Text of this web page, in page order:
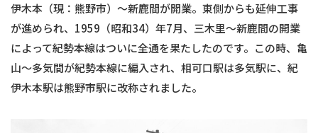
伊木本（現：熊野市）〜新鹿間が開業。東側からも延伸工事
が進められ、1959（昭和34）年7月、三木里〜新鹿間の開業
によって紀勢本線はついに全通を果たしたのです。この時、亀
山〜多気間が紀勢本線に編入され、相可口駅は多気駅に、紀
伊木本駅は熊野市駅に改称されました。